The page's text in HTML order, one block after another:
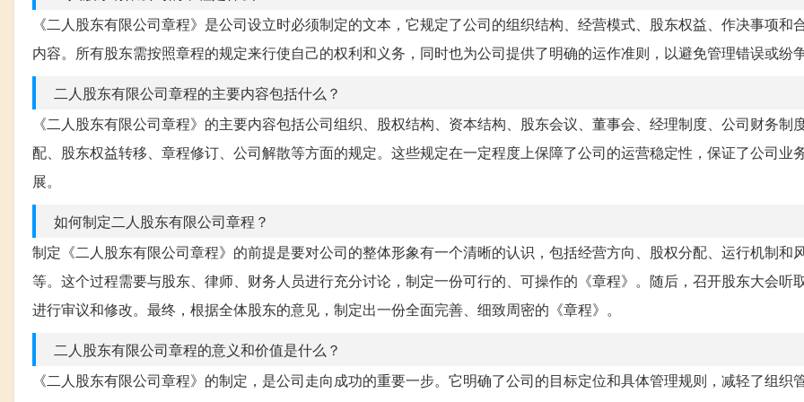
《二人股东有限公司章程》是公司设立时必须制定的文本，它规定了公司的组织结构、经营模式、股东权益、作决事项和
内容。所有股东需按照章程的规定来行使自己的权利和义务，同时也为公司提供了明确的运作准则，以避免管理错误或纷
二人股东有限公司章程的主要内容包括什么？
《二人股东有限公司章程》的主要内容包括公司组织、股权结构、资本结构、股东会议、董事会、经理制度、公司财务制
配、股东权益转移、章程修订、公司解散等方面的规定。这些规定在一定程度上保障了公司的运营稳定性，保证了公司业
展。
如何制定二人股东有限公司章程？
制定《二人股东有限公司章程》的前提是要对公司的整体形象有一个清晰的认识，包括经营方向、股权分配、运行机制和
等。这个过程需要与股东、律师、财务人员进行充分讨论，制定一份可行的、可操作的《章程》。随后，召开股东大会听
进行审议和修改。最终，根据全体股东的意见，制定出一份全面完善、细致周密的《章程》。
二人股东有限公司章程的意义和价值是什么？
《二人股东有限公司章程》的制定，是公司走向成功的重要一步。它明确了公司的目标定位和具体管理规则，减轻了组织